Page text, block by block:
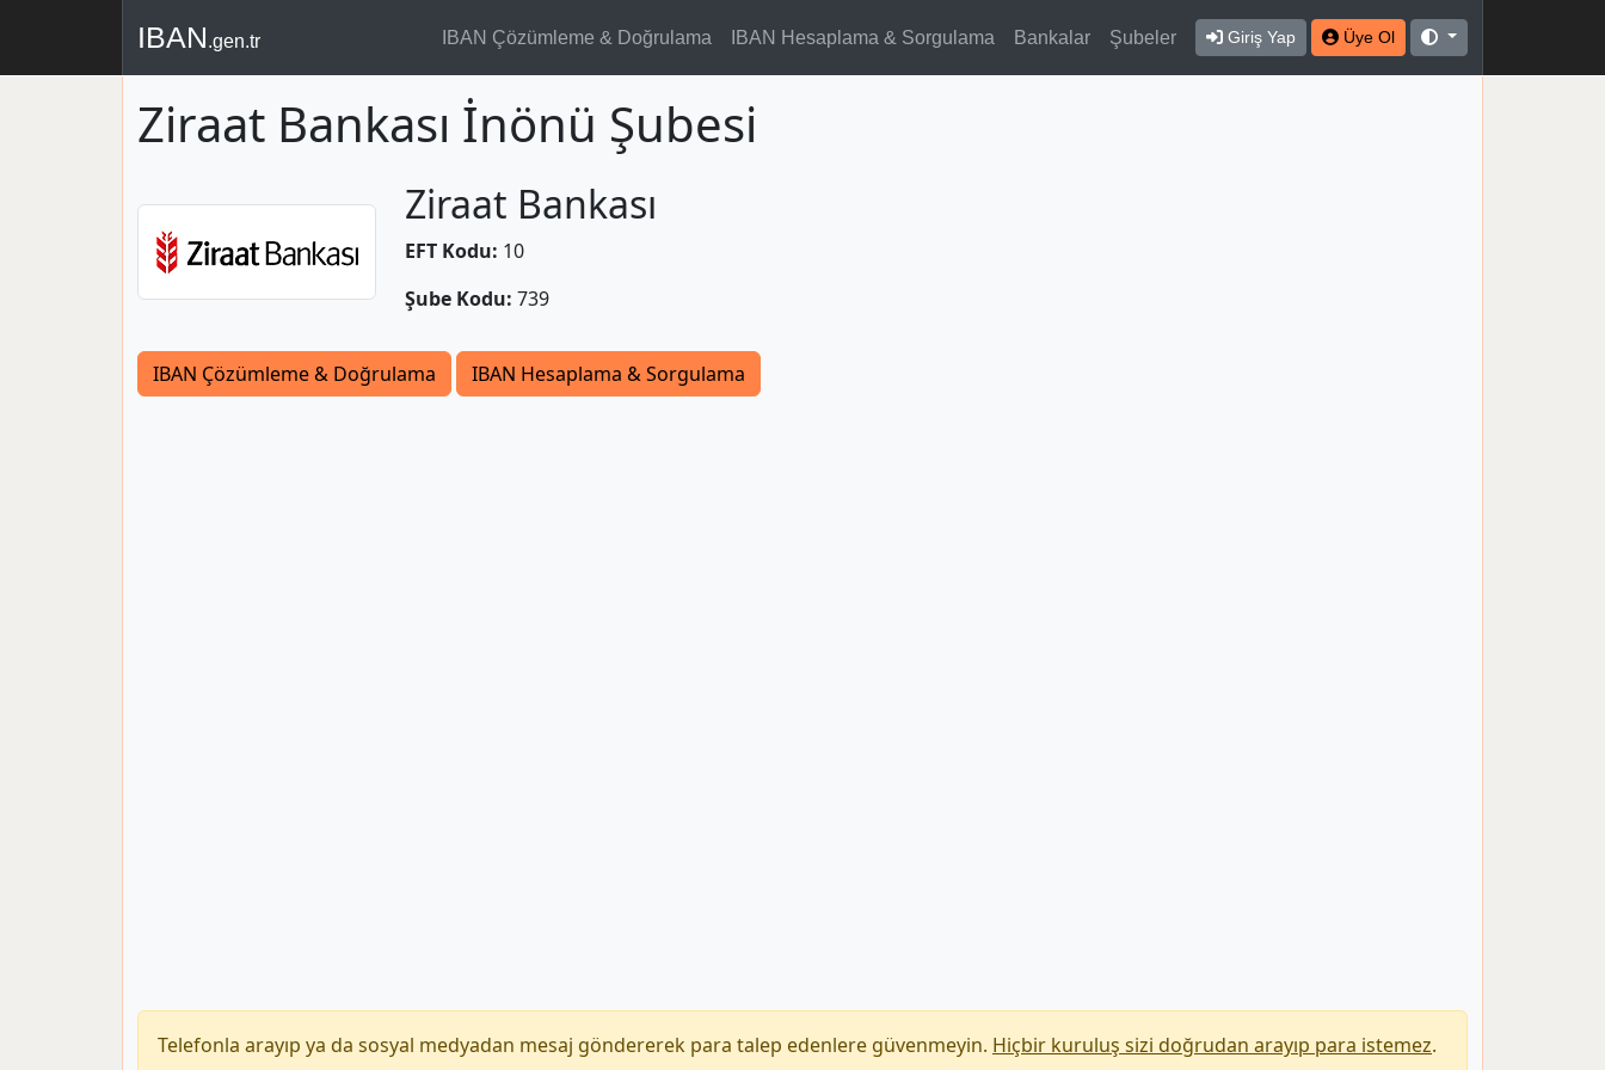
IBAN.gen.tr IBAN Çözümleme & Doğrulama IBAN Hesaplama & Sorgulama Bankalar Şubeler Giriş Yap Üye Ol
Ziraat Bankası İnönü Şubesi
Ziraat Bankası
EFT Kodu: 10
Şube Kodu: 739
IBAN Çözümleme & Doğrulama IBAN Hesaplama & Sorgulama
Telefonla arayıp ya da sosyal medyadan mesaj göndererek para talep edenlere güvenmeyin. Hiçbir kuruluş sizi doğrudan arayıp para istemez.